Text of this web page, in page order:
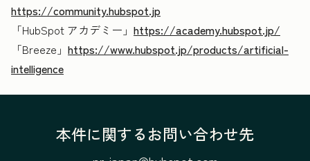
https://community.hubspot.jp
「HubSpot アカデミー」 https://academy.hubspot.jp/
「Breeze」 https://www.hubspot.jp/products/artificial-
intelligence
本件に関するお問い合わせ先